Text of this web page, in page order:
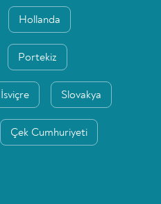
Hollanda
Portekiz
İsviçre Slovakya
Çek Cumhuriyeti